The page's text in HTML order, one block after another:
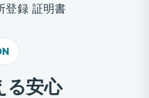
登録 証明書
る安心